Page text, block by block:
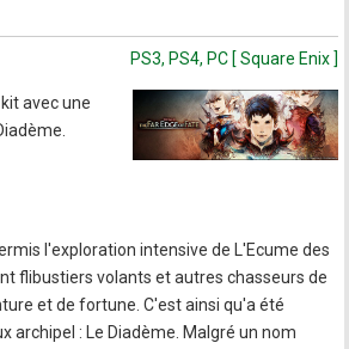
PS3, PS4, PC [ Square Enix ]
avec une
l'exploration intensive de L'Ecume des
flibustiers volants et autres chasseurs de
et de fortune. C'est ainsi qu'a été
archipel : Le Diadème. Malgré un nom